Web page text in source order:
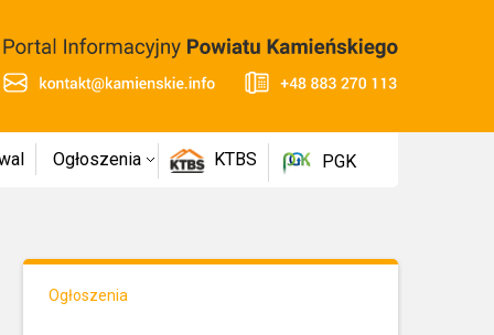
Ogłoszenia KTBS PGK
Ogłoszenia